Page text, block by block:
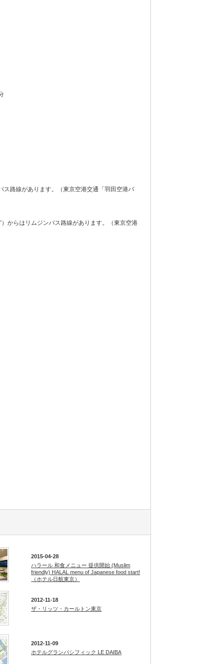
路線があります。（東京空港交通「羽田空港バ
からはリムジンバス路線があります。（東京空港
2015-04-28
ハラール 和食メニュー 提供開始 (Muslim
friendly) HALAL menu of Japanese food start!
（ホテル日航東京）
2012-11-18
ザ・リッツ・カールトン東京
2012-11-09
ホテルグランパシフィック LE DAIBA